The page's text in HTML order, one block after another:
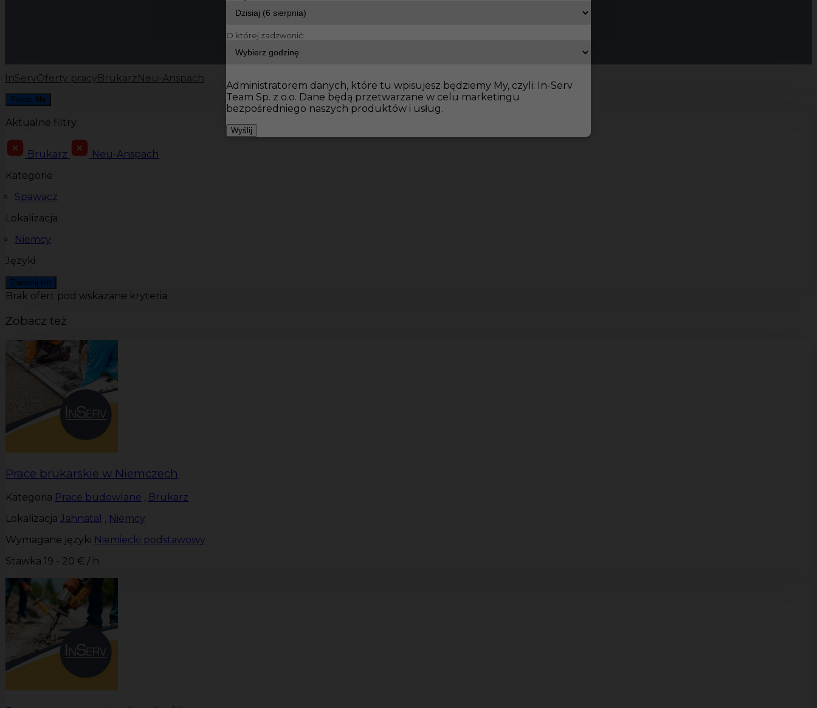
InServOferty pracy Brukarz Neu-Anspach
Pokaż filtr
Aktualne filtry
Brukarz
Neu-Anspach
Kategorie
Spawacz
Lokalizacja
Niemcy
Języki
Zamknij filtr
Brak ofert pod wskazane kryteria
Zobacz też
Prace brukarskie w Niemczech
Kategoria Prace budowlane , Brukarz
Lokalizacja Jahnatal , Niemcy
Wymagane języki Niemiecki podstawowy
Stawka 19 - 20 € / h
O której zadzwonić:
Administratorem danych, które tu wpisujesz będziemy My, czyli: In-Serv
Team Sp. z o.o. Dane będą przetwarzane w celu marketingu
bezpośredniego naszych produktów i usług.
Wyślij